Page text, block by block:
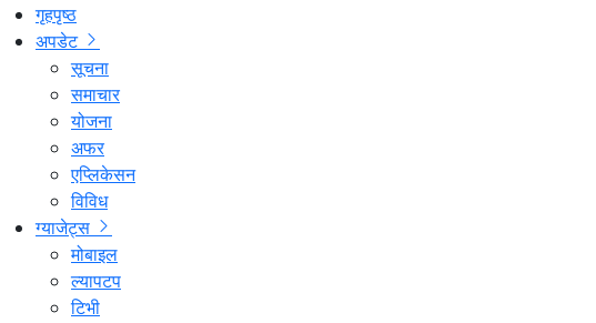
गृहपृष्ठ
अपडेट
सूचना
समाचार
योजना
अफर
एप्लिकेसन
विविध
ग्याजेट्स
मोबाइल
ल्यापटप
टिभी